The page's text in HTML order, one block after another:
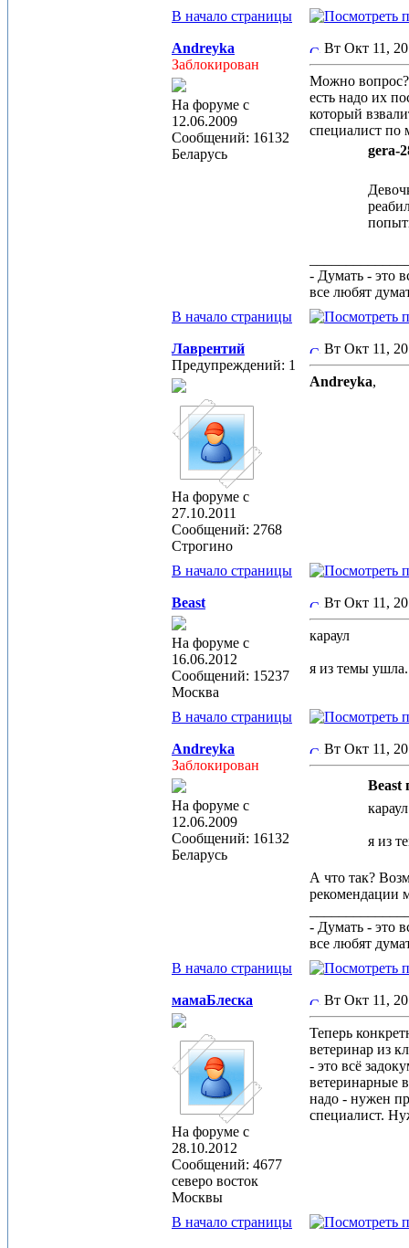
В начало страницы
Andreyka
Заблокирован
На форуме с
12.06.2009
Сообщений: 16132
Беларусь
Вт Окт 11,
Можно вопрос?
есть надо их
который
специалист по
gera-
- Думать - это
все любят
В начало страницы
Лаврентий
Предупреждений: 1
На форуме с
27.10.2011
Сообщений: 2768
Строгино
Вт Окт 11,
Andreyka,
В начало страницы
Beast
На форуме с
16.06.2012
Сообщений: 15237
Москва
Вт Окт 11,
караул
я из темы ушла.
В начало страницы
Andreyka
Заблокирован
На форуме с
12.06.2009
Сообщений: 16132
Беларусь
Вт Окт 11,
Beast
я из
А что так?
рекомендации
- Думать - это
все любят
В начало страницы
мамаБлеска
На форуме с
28.10.2012
Сообщений: 4677
северо восток
Москвы
Вт Окт 11,
Теперь
ветеринар из
- это всё
ветеринарные
надо - нужен
специалист.
В начало страницы